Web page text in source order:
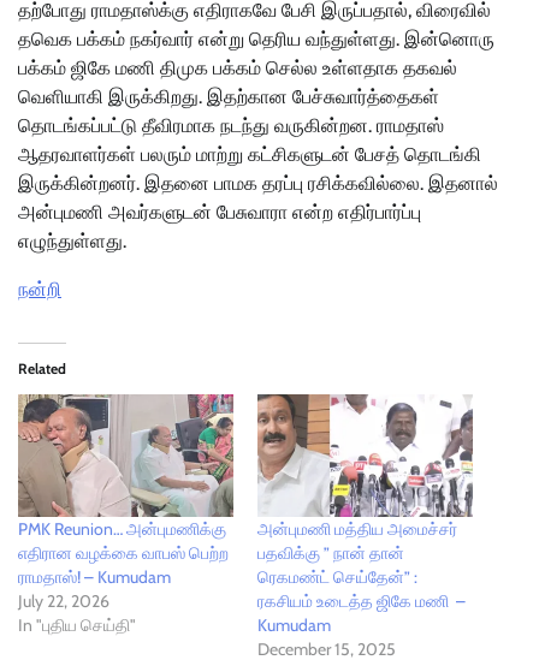
தற்போது ராமதாஸ்க்கு எதிராகவே பேசி இருப்பதால், விரைவில்
தவெக பக்கம் நகர்வார் என்று தெரிய வந்துள்ளது. இன்னொரு
பக்கம் ஜிகே மணி திமுக பக்கம் செல்ல உள்ளதாக தகவல்
வெளியாகி இருக்கிறது. இதற்கான பேச்சுவார்த்தைகள்
தொடங்கப்பட்டு தீவிரமாக நடந்து வருகின்றன. ராமதாஸ்
ஆதரவாளர்கள் பலரும் மாற்று கட்சிகளுடன் பேசத் தொடங்கி
இருக்கின்றனர். இதனை பாமக தரப்பு ரசிக்கவில்லை. இதனால்
அன்புமணி அவர்களுடன் பேசுவாரா என்ற எதிர்பார்ப்பு
எழுந்துள்ளது.
நன்றி
Related
PMK Reunion… அன்புமணிக்கு
எதிரான வழக்கை வாபஸ் பெற்ற
ராமதாஸ்! – Kumudam
July 22, 2026
In "புதிய செய்தி"
அன்புமணி மத்திய அமைச்சர்
பதவிக்கு ” நான் தான்
ரெகமண்ட் செய்தேன்” :
ரகசியம் உடைத்த ஜிகே மணி –
Kumudam
December 15, 2025